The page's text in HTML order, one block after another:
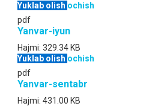
Yuklab olish ochish
pdf
Yanvar-iyun
Hajmi: 329.34 KB
Yuklab olish ochish
pdf
Yanvar-sentabr
Hajmi: 431.00 KB